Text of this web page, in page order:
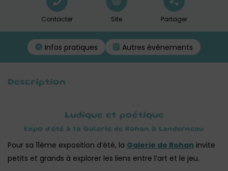
Contacter Site Partager
Infos pratiques Autres événements
Description
Ludique et poétique
Expo d’été à la Galerie de Rohan à Landerneau
Pour sa 11ème exposition d’été, la Galerie de Rohan invite
petits et grands à explorer les liens entre l’art et le jeu.